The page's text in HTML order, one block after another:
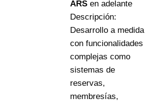
ARS en adelante
Descripción:
Desarrollo a medida
con funcionalidades
complejas como
sistemas de
reservas,
membresías,